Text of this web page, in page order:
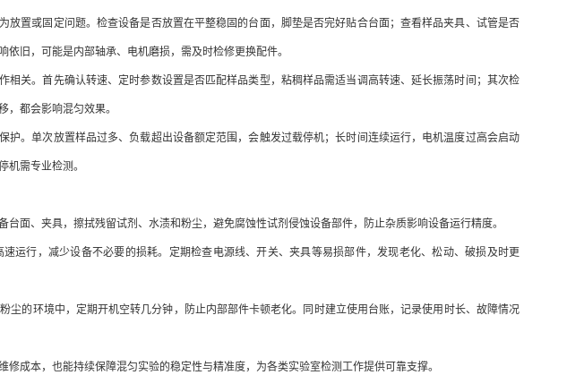
置或固定问题。检查设备是否放置在平整稳固的台面，脚垫是否完好贴合台面；查看样品夹具、试管是否
旧，可能是内部轴承、电机磨损，需及时检修更换配件。
关。首先确认转速、定时参数设置是否匹配样品类型，粘稠样品需适当调高转速、延长振荡时间；其次检
都会影响混匀效果。
。单次放置样品过多、负载超出设备额定范围，会触发过载停机；长时间连续运行，电机温度过高会启动
机需专业检测。
、夹具，擦拭残留试剂、水渍和粉尘，避免腐蚀性试剂侵蚀设备部件，防止杂质影响设备运行精度。
行，减少设备不必要的损耗。定期检查电源线、开关、夹具等易损部件，发现老化、松动、破损及时更
的环境中，定期开机空转几分钟，防止内部部件卡顿老化。同时建立使用台账，记录使用时长、故障情况
本，也能持续保障混匀实验的稳定性与精准度，为各类实验室检测工作提供可靠支撑。